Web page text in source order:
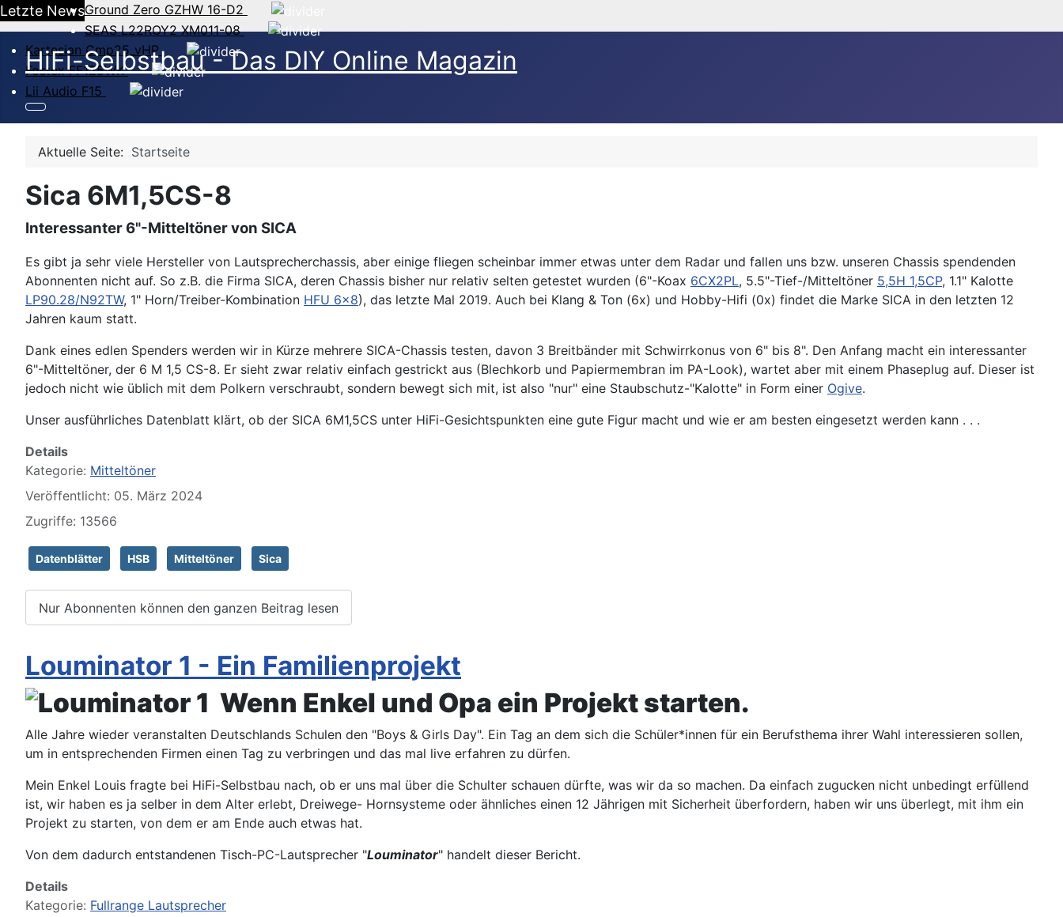
Letzte NewsGround Zero GZHW 16-D2
SEAS L22ROY2 XM011-08
Kartesian Cmp25_vHP
Fostex FF125WK
Lii Audio F15
HiFi-Selbstbau - Das DIY Online Magazin
Aktuelle Seite: Startseite
Sica 6M1,5CS-8
Interessanter 6"-Mitteltöner von SICA
Es gibt ja sehr viele Hersteller von Lautsprecherchassis, aber einige fliegen scheinbar immer etwas unter dem Radar und fallen uns bzw. unseren Chassis spendenden
Abonnenten nicht auf. So z.B. die Firma SICA, deren Chassis bisher nur relativ selten getestet wurden (6"-Koax 6CX2PL, 5.5"-Tief-/Mitteltöner 5,5H 1,5CP, 1.1" Kalotte
LP90.28/N92TW, 1" Horn/Treiber-Kombination HFU 6x8), das letzte Mal 2019. Auch bei Klang & Ton (6x) und Hobby-Hifi (0x) findet die Marke SICA in den letzten 12
Jahren kaum statt.
Dank eines edlen Spenders werden wir in Kürze mehrere SICA-Chassis testen, davon 3 Breitbänder mit Schwirrkonus von 6" bis 8". Den Anfang macht ein interessanter
6"-Mitteltöner, der 6 M 1,5 CS-8. Er sieht zwar relativ einfach gestrickt aus (Blechkorb und Papiermembran im PA-Look), wartet aber mit einem Phaseplug auf. Dieser ist
jedoch nicht wie üblich mit dem Polkern verschraubt, sondern bewegt sich mit, ist also "nur" eine Staubschutz-"Kalotte" in Form einer Ogive.
Unser ausführliches Datenblatt klärt, ob der SICA 6M1,5CS unter HiFi-Gesichtspunkten eine gute Figur macht und wie er am besten eingesetzt werden kann . . .
Details
Kategorie: Mitteltöner
Veröffentlicht: 05. März 2024
Zugriffe: 13566
Datenblätter HSB Mitteltöner Sica
Nur Abonnenten können den ganzen Beitrag lesen
Louminator 1 - Ein Familienprojekt
Wenn Enkel und Opa ein Projekt starten.
Alle Jahre wieder veranstalten Deutschlands Schulen den "Boys & Girls Day". Ein Tag an dem sich die Schüler*innen für ein Berufsthema ihrer Wahl interessieren sollen,
um in entsprechenden Firmen einen Tag zu verbringen und das mal live erfahren zu dürfen.
Mein Enkel Louis fragte bei HiFi-Selbstbau nach, ob er uns mal über die Schulter schauen dürfte, was wir da so machen. Da einfach zugucken nicht unbedingt erfüllend
ist, wir haben es ja selber in dem Alter erlebt, Dreiwege- Hornsysteme oder ähnliches einen 12 Jährigen mit Sicherheit überfordern, haben wir uns überlegt, mit ihm ein
Projekt zu starten, von dem er am Ende auch etwas hat.
Von dem dadurch entstandenen Tisch-PC-Lautsprecher "Louminator" handelt dieser Bericht.
Details
Kategorie: Fullrange Lautsprecher